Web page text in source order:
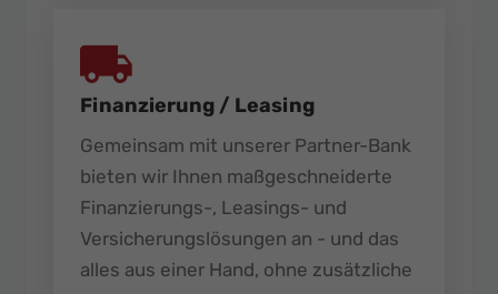
Finanzierung / Leasing
Gemeinsam mit unserer Partner-Bank
bieten wir Ihnen maßgeschneiderte
Finanzierungs-, Leasings- und
Versicherungslösungen an - und das
alles aus einer Hand, ohne zusätzliche